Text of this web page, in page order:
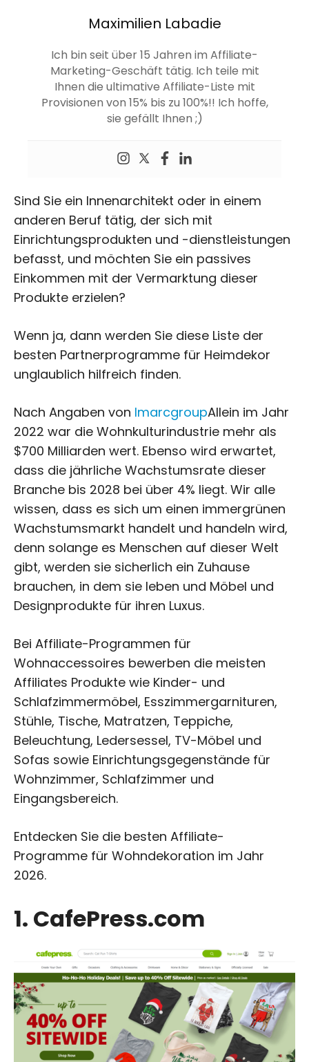
Maximilien Labadie
Ich bin seit über 15 Jahren im Affiliate-
Marketing-Geschäft tätig. Ich teile mit
Ihnen die ultimative Affiliate-Liste mit
Provisionen von 15% bis zu 100%!! Ich hoffe,
sie gefällt Ihnen ;)
Sind Sie ein Innenarchitekt oder in einem
anderen Beruf tätig, der sich mit
Einrichtungsprodukten und -dienstleistungen
befasst, und möchten Sie ein passives
Einkommen mit der Vermarktung dieser
Produkte erzielen?
Wenn ja, dann werden Sie diese Liste der
besten Partnerprogramme für Heimdekor
unglaublich hilfreich finden.
Nach Angaben von ImarcgroupAllein im Jahr
2022 war die Wohnkulturindustrie mehr als
$700 Milliarden wert. Ebenso wird erwartet,
dass die jährliche Wachstumsrate dieser
Branche bis 2028 bei über 4% liegt. Wir alle
wissen, dass es sich um einen immergrünen
Wachstumsmarkt handelt und handeln wird,
denn solange es Menschen auf dieser Welt
gibt, werden sie sicherlich ein Zuhause
brauchen, in dem sie leben und Möbel und
Designprodukte für ihren Luxus.
Bei Affiliate-Programmen für
Wohnaccessoires bewerben die meisten
Affiliates Produkte wie Kinder- und
Schlafzimmermöbel, Esszimmergarnituren,
Stühle, Tische, Matratzen, Teppiche,
Beleuchtung, Ledersessel, TV-Möbel und
Sofas sowie Einrichtungsgegenstände für
Wohnzimmer, Schlafzimmer und
Eingangsbereich.
Entdecken Sie die besten Affiliate-
Programme für Wohndekoration im Jahr
2026.
1. CafePress.com